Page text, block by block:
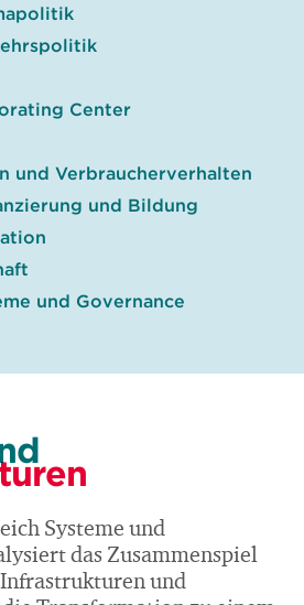
Center
und Verbraucherverhalten
und Bildung
und Governance
Systeme und
das Zusammenspiel
und